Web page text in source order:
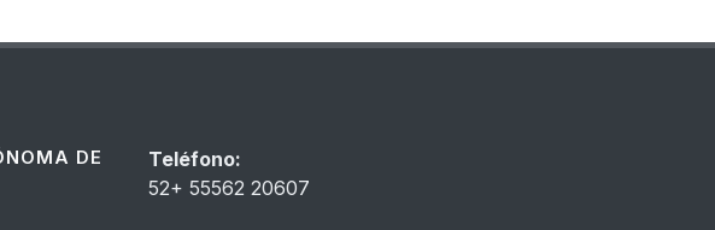
DE
Teléfono:
52+ 55562 20607